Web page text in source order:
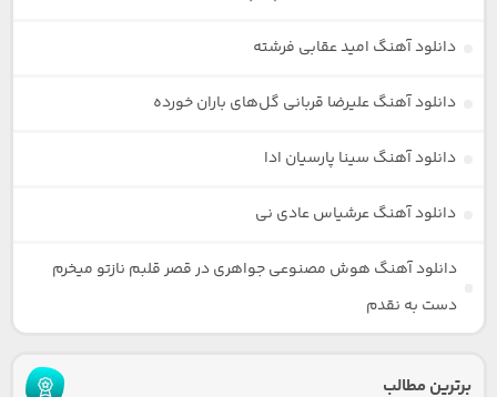
دانلود آهنگ امید عقابی فرشته
دانلود آهنگ علیرضا قربانی گل‌های باران خورده
دانلود آهنگ سینا پارسیان ادا
دانلود آهنگ عرشیاس عادی نی
دانلود آهنگ هوش مصنوعی جواهری در قصر قلبم نازتو میخرم
دست به نقدم
برترین مطالب